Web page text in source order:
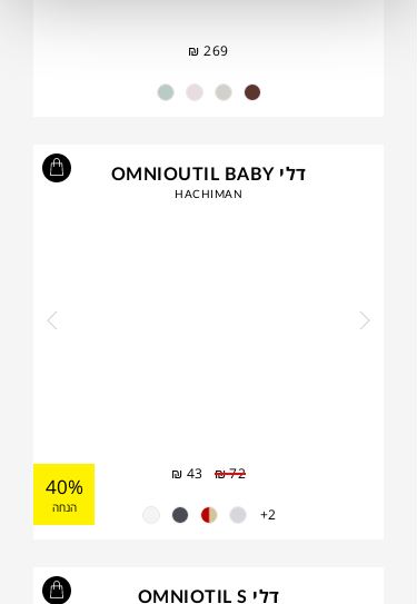
₪ 269
דלי OMNIOUTIL BABY
HACHIMAN
₪72
₪ 43
40%
הנחה 2+
דלי OMNIOTIL S